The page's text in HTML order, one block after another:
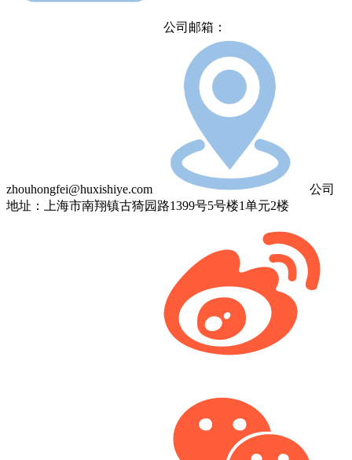
公司邮箱：
zhouhongfei@huxishiye.com
公司
地址：上海市南翔镇古猗园路1399号5号楼1单元2楼